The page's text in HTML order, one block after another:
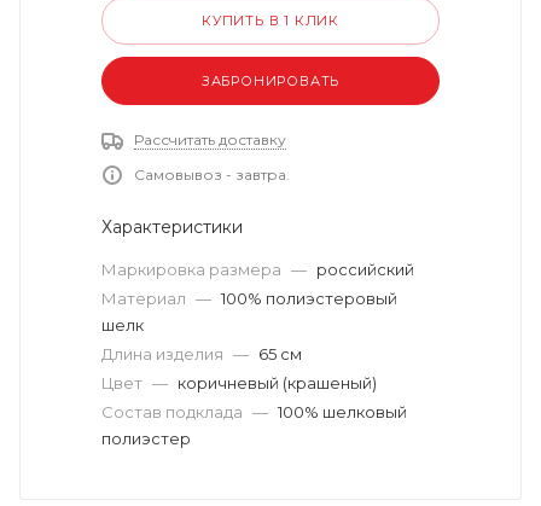
КУПИТЬ В 1 КЛИК
ЗАБРОНИРОВАТЬ
Рассчитать доставку
Самовывоз - завтра.
Характеристики
Маркировка размера — российский
Материал — 100% полиэстеровый
шелк
Длина изделия — 65 см
Цвет — коричневый (крашеный)
Состав подклада — 100% шелковый
полиэстер